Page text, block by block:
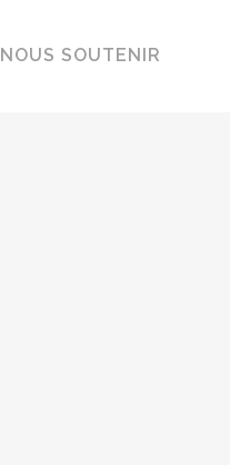
NOUS SOUTENIR